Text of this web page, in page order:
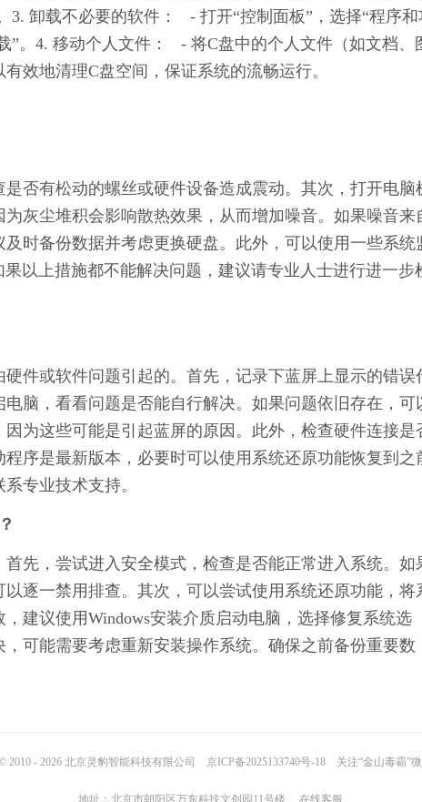
卸载不必要的软件：   - 打开“控制面板”，选择“程序和
。4. 移动个人文件：   - 将C盘中的个人文件（如文档、
效地清理C盘空间，保证系统的流畅运行。
否有松动的螺丝或硬件设备造成震动。其次，打开电脑
灰尘堆积会影响散热效果，从而增加噪音。如果噪音来
时备份数据并考虑更换硬盘。此外，可以使用一些系统
以上措施都不能解决问题，建议请专业人士进行进一步
件或软件问题引起的。首先，记录下蓝屏上显示的错误
脑，看看问题是否能自行解决。如果问题依旧存在，可
为这些可能是引起蓝屏的原因。此外，检查硬件连接是
序是最新版本，必要时可以使用系统还原功能恢复到之
专业技术支持。
先，尝试进入安全模式，检查是否能正常进入系统。如
逐一禁用排查。其次，可以尝试使用系统还原功能，将
建议使用Windows安装介质启动电脑，选择修复系统选
可能需要考虑重新安装操作系统。确保之前备份重要数
2010 - 2026 北京灵豹智能科技有限公司 京ICP备2025133740号-18 关注“金山毒霸”